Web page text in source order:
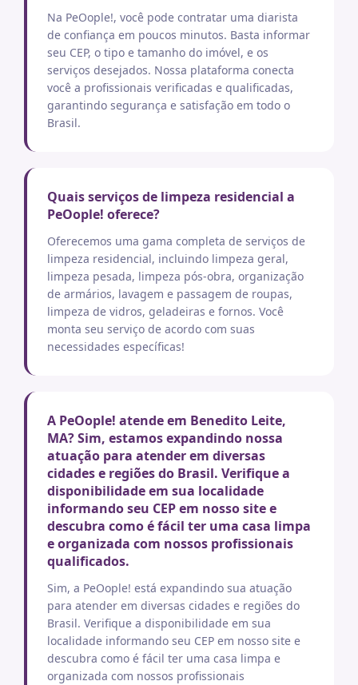
Na PeOople!, você pode contratar uma diarista
de confiança em poucos minutos. Basta informar
seu CEP, o tipo e tamanho do imóvel, e os
serviços desejados. Nossa plataforma conecta
você a profissionais verificadas e qualificadas,
garantindo segurança e satisfação em todo o
Brasil.
Quais serviços de limpeza residencial a
PeOople! oferece?
Oferecemos uma gama completa de serviços de
limpeza residencial, incluindo limpeza geral,
limpeza pesada, limpeza pós-obra, organização
de armários, lavagem e passagem de roupas,
limpeza de vidros, geladeiras e fornos. Você
monta seu serviço de acordo com suas
necessidades específicas!
A PeOople! atende em Benedito Leite,
MA? Sim, estamos expandindo nossa
atuação para atender em diversas
cidades e regiões do Brasil. Verifique a
disponibilidade em sua localidade
informando seu CEP em nosso site e
descubra como é fácil ter uma casa limpa
e organizada com nossos profissionais
qualificados.
Sim, a PeOople! está expandindo sua atuação
para atender em diversas cidades e regiões do
Brasil. Verifique a disponibilidade em sua
localidade informando seu CEP em nosso site e
descubra como é fácil ter uma casa limpa e
organizada com nossos profissionais